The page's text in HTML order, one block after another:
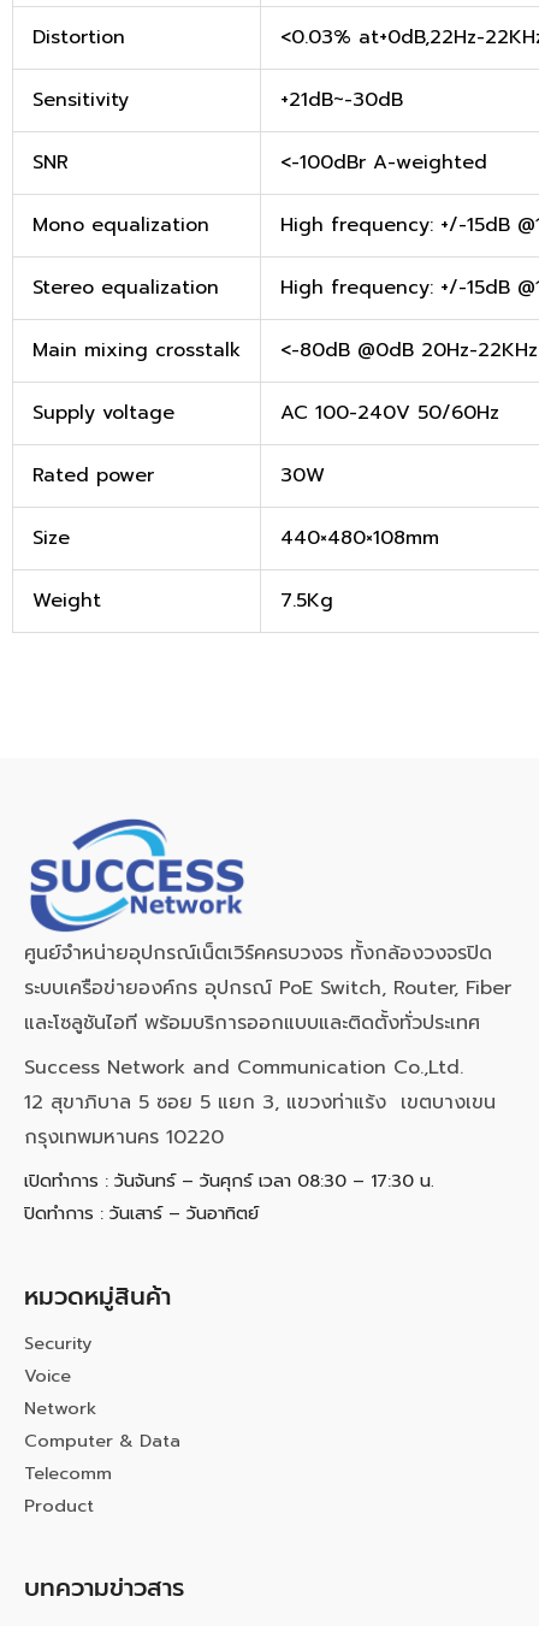
Distortion <0.03% at+0dB,22Hz-
Sensitivity +21dB~-30dB
SNR <-100dBr A-weighted
Mono equalization High frequency: +/-15dB
Stereo equalization High frequency: +/-15dB
Main mixing crosstalk <-80dB @0dB 20Hz-
Supply voltage AC 100-240V 50/60Hz
Rated power 30W
Size 440×480×108mm
Weight 7.5Kg
ศูนย์จำหน่ายอุปกรณ์เน็ตเวิร์คครบวงจร ทั้งกล้องวงจรปิด
ระบบเครือข่ายองค์กร อุปกรณ์ PoE Switch, Router, Fiber
และโซลูชันไอที พร้อมบริการออกแบบและติดตั้งทั่วประเทศ
Success Network and Communication Co.,Ltd.
12 สุขาภิบาล 5 ซอย 5 แยก 3, แขวงท่าแร้ง เขตบางเขน
กรุงเทพมหานคร 10220
เปิดทำการ : วันจันทร์ – วันศุกร์ เวลา 08:30 – 17:30 น.
ปิดทำการ : วันเสาร์ – วันอาทิตย์
หมวดหมู่สินค้า
Security
Voice
Network
Computer & Data
Telecomm
Product
บทความข่าวสาร